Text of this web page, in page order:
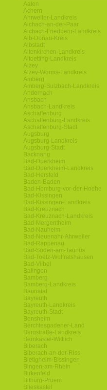
Aalen
Achern
Ahrweiler-Landkreis
Aichach-an-der-Paar
Aichach-Friedberg-Landkreis
Alb-Donau-Kreis
Albstadt
Altenkirchen-Landkreis
Altoetting-Landkreis
Alzey
Alzey-Worms-Landkreis
Amberg
Amberg-Sulzbach-Landkreis
Andernach
Ansbach
Ansbach-Landkreis
Aschaffenburg
Aschaffenburg-Landkreis
Aschaffenburg-Stadt
Augsburg
Augsburg-Landkreis
Augsburg-Stadt
Backnang
Bad-Duerkheim
Bad-Duerkheim-Landkreis
Bad-Hersfeld
Baden-Baden
Bad-Homburg-vor-der-Hoehe
Bad-Kissingen
Bad-Kissingen-Landkreis
Bad-Kreuznach
Bad-Kreuznach-Landkreis
Bad-Mergentheim
Bad-Nauheim
Bad-Neuenahr-Ahrweiler
Bad-Rappenau
Bad-Soden-am-Taunus
Bad-Toelz-Wolfratshausen
Bad-Vilbel
Balingen
Bamberg
Bamberg-Landkreis
Baunatal
Bayreuth
Bayreuth-Landkreis
Bayreuth-Stadt
Bensheim
Berchtesgadener-Land
Bergstraße-Landkreis
Bernkastel-Wittlich
Biberach
Biberach-an-der-Riss
Bietigheim-Bissingen
Bingen-am-Rhein
Birkenfeld
Bitburg-Pruem
Blieskastel